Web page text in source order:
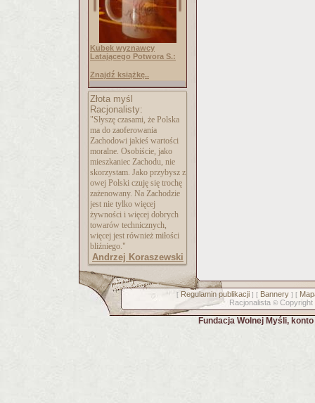
Kubek wyznawcy
Latającego Potwora S.:
Znajdź książkę..
Złota myśl
Racjonalisty:
"Słyszę czasami, że Polska
ma do zaoferowania
Zachodowi jakieś wartości
moralne. Osobiście, jako
mieszkaniec Zachodu, nie
skorzystam. Jako przybysz z
owej Polski czuję się trochę
zażenowany. Na Zachodzie
jest nie tylko więcej
żywności i więcej dobrych
towarów technicznych,
więcej jest również miłości
bliźniego."
Andrzej Koraszewski
[ Regulamin publikacji] [ Bannery] [
Racjonalista © Copyright
Fundacja Wolnej Myśli,